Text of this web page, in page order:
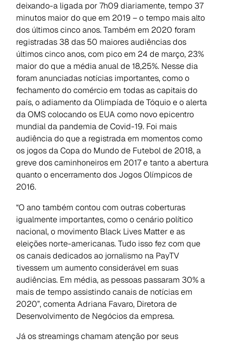
deixando-a ligada por 7h09 diariamente, tempo 37
minutos maior do que em 2019 – o tempo mais alto
dos últimos cinco anos. Também em 2020 foram
registradas 38 das 50 maiores audiências dos
últimos cinco anos, com pico em 24 de março, 23%
maior do que a média anual de 18,25%. Nesse dia
foram anunciadas notícias importantes, como o
fechamento do comércio em todas as capitais do
país, o adiamento da Olimpíada de Tóquio e o alerta
da OMS colocando os EUA como novo epicentro
mundial da pandemia de Covid-19. Foi mais
audiência do que a registrada em momentos como
os jogos da Copa do Mundo de Futebol de 2018, a
greve dos caminhoneiros em 2017 e tanto a abertura
quanto o encerramento dos Jogos Olímpicos de
2016.
“O ano também contou com outras coberturas
igualmente importantes, como o cenário político
nacional, o movimento Black Lives Matter e as
eleições norte-americanas. Tudo isso fez com que
os canais dedicados ao jornalismo na PayTV
tivessem um aumento considerável em suas
audiências. Em média, as pessoas passaram 30% a
mais de tempo assistindo canais de notícias em
2020”, comenta Adriana Favaro, Diretora de
Desenvolvimento de Negócios da empresa.
Já os streamings chamam atenção por seus